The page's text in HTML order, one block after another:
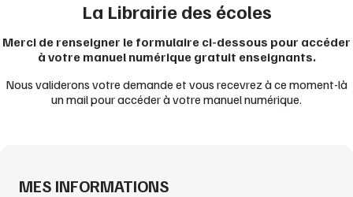
La Librairie des écoles
Merci de renseigner le formulaire ci-dessous pour accéder
à votre manuel numérique gratuit enseignants.
Nous validerons votre demande et vous recevrez à ce moment-là
un mail pour accéder à votre manuel numérique.
MES INFORMATIONS